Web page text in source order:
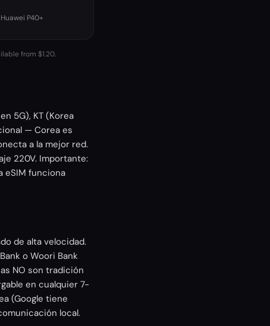
P40+
from $1.20.
5G), KT (Korea
— Corea es
a la mejor red.
220V. Importante:
eSIM funciona
de alta velocidad.
o Woori Bank
NO son tradición
en cualquier 7-
(Google tiene
local.